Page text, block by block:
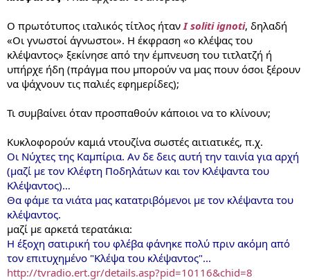
Ο πρωτότυπος ιταλικός τίτλος ήταν I soliti ignoti, δηλαδή
«Οι γνωστοί άγνωστοι». Η έκφραση «ο κλέψας του
κλέψαντος» ξεκίνησε από την έμπνευση του τιτλατζή ή
υπήρχε ήδη (πράγμα που μπορούν να μας πουν όσοι ξέρουν
να ψάχνουν τις παλιές εφημερίδες);
Τι συμβαίνει όταν προσπαθούν κάποιοι να το κλίνουν;
Κυκλοφορούν καμιά ντουζίνα σωστές αιτιατικές, π.χ.
Οι Νύχτες της Καμπίρια. Αν δε δεις αυτή την ταινία για αρχή
(μαζί με τον Κλέφτη Ποδηλάτων και τον Κλέψαντα του
Κλέψαντος)…
Θα φάμε τα νιάτα μας κατατριβόμενοι με τον κλέψαντα του
κλέψαντος.
μαζί με αρκετά τερατάκια:
Η έξοχη σατιρική του φλέβα φάνηκε πολύ πριν ακόμη από
τον επιτυχημένο "Κλέψα του κλέψαντος"...
http://tvradio.ert.gr/details.asp?pid=10116&chid=8